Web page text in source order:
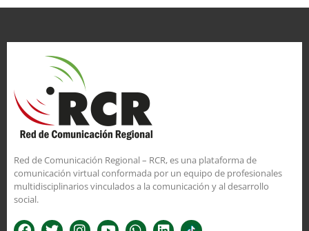
Red de Comunicación Regional – RCR, es una plataforma de
comunicación virtual conformada por un equipo de profesionales
multidisciplinarios vinculados a la comunicación y al desarrollo
social.